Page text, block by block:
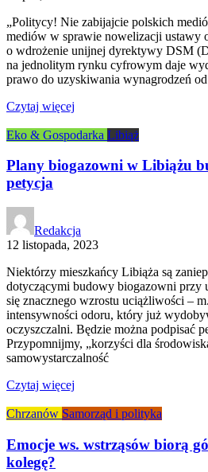
„Politycy! Nie zabijajcie polskich
mediów w sprawie nowelizacji ustawy
o wdrożenie unijnej dyrektywy DSM
na jednolitym rynku cyfrowym daje
prawo do uzyskiwania wynagrodzeń
Czytaj więcej
Eko & Gospodarka Libiąż
Plany biogazowni w Libiążu
petycja
Redakcja
12 listopada, 2023
Niektórzy mieszkańcy Libiąża są
dotyczącymi budowy biogazowni przy
się znacznego wzrostu uciążliwości –
intensywności odoru, który już
oczyszczalni. Będzie można podpisać
Przypomnijmy, „korzyści dla
samowystarczalność
Czytaj więcej
Chrzanów Samorząd i polityka
Emocje ws. wstrząsów biorą
kolegę?